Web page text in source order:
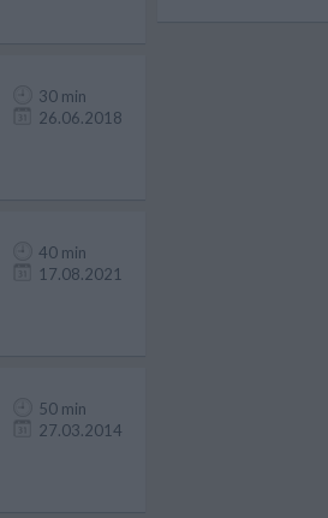
30 min
26.06.2018
40 min
17.08.2021
50 min
27.03.2014